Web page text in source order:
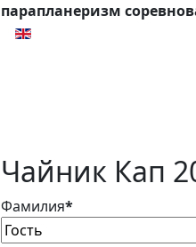
парапланеризм
Выберите язык
Чайник Кап
Фамилия*